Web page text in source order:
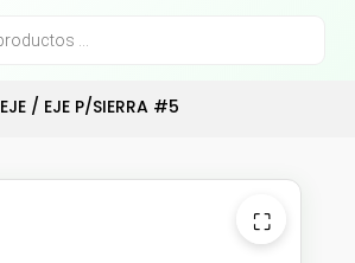
EJE/ EJE P/SIERRA #5
⛶